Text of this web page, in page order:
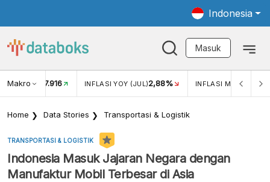
Indonesia
Masuk
Makro
USD/IDR 17.916 INFLASI YOY (JUL)2,88% INFLASI MOM (JUL)
Home Data Stories Transportasi & Logistik
TRANSPORTASI & LOGISTIK
Indonesia Masuk Jajaran Negara dengan
Manufaktur Mobil Terbesar di Asia